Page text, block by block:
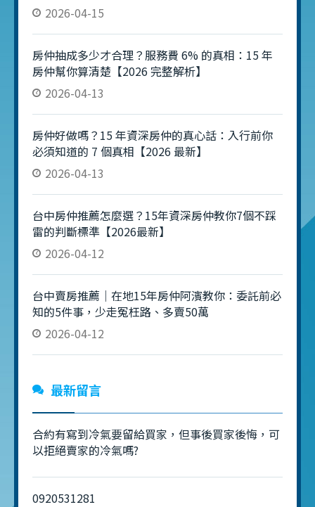
2026-04-15
房仲抽成多少才合理？服務費 6% 的真相：15 年
房仲幫你算清楚【2026 完整解析】
2026-04-13
房仲好做嗎？15 年資深房仲的真心話：入行前你
必須知道的 7 個真相【2026 最新】
2026-04-13
台中房仲推薦怎麼選？15年資深房仲教你7個不踩
雷的判斷標準【2026最新】
2026-04-12
台中賣房推薦｜在地15年房仲阿濱教你：委託前必
知的5件事，少走冤枉路、多賣50萬
2026-04-12
最新留言
合約有寫到冷氣要留給買家，但事後買家後悔，可
以拒絕賣家的冷氣嗎?
0920531281